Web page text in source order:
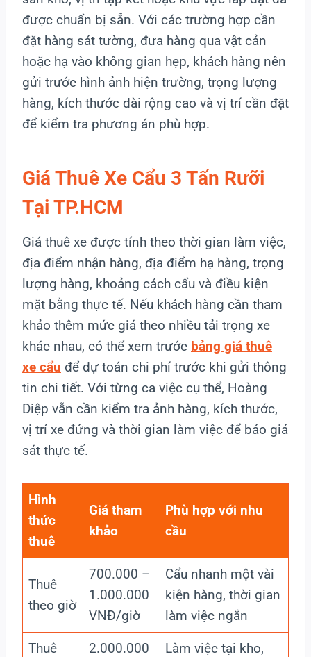
được chuẩn bị sẵn. Với các trường hợp cần
đặt hàng sát tường, đưa hàng qua vật cản
hoặc hạ vào không gian hẹp, khách hàng nên
gửi trước hình ảnh hiện trường, trọng lượng
hàng, kích thước dài rộng cao và vị trí cần đặt
để kiểm tra phương án phù hợp.
Giá Thuê Xe Cẩu 3 Tấn Rưỡi
Tại TP.HCM
Giá thuê xe được tính theo thời gian làm việc,
địa điểm nhận hàng, địa điểm hạ hàng, trọng
lượng hàng, khoảng cách cẩu và điều kiện
mặt bằng thực tế. Nếu khách hàng cần tham
khảo thêm mức giá theo nhiều tải trọng xe
khác nhau, có thể xem trước bảng giá thuê
xe cẩu để dự toán chi phí trước khi gửi thông
tin chi tiết. Với từng ca việc cụ thể, Hoàng
Diệp vẫn cần kiểm tra ảnh hàng, kích thước,
vị trí xe đứng và thời gian làm việc để báo giá
sát thực tế.
Hình
thức
thuê
Giá tham
khảo
Phù hợp với nhu
cầu
Thuê
theo giờ
700.000 –
1.000.000
VNĐ/giờ
Cẩu nhanh một vài
kiện hàng, thời gian
làm việc ngắn
Thuê
2.000.000
Làm việc tại kho,